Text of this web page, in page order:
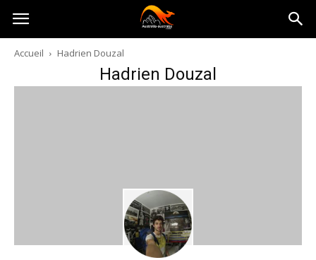
Australia-
australie.com
Accueil Hadrien Douzal
Hadrien Douzal